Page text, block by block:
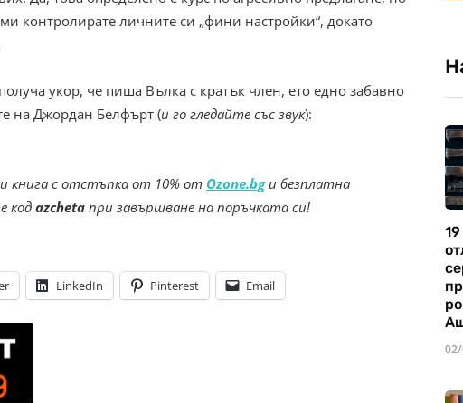
контролирате личните си „фини настройки“, докато
укор, че пиша Вълка с кратък член, ето едно забавно
на Джордан Белфърт (и го гледайте със звук):
книга с отстъпка от 10% от Ozone.bgи безплатна
код azcheta при завършване на поръчката си!
LinkedIn Pinterest Email